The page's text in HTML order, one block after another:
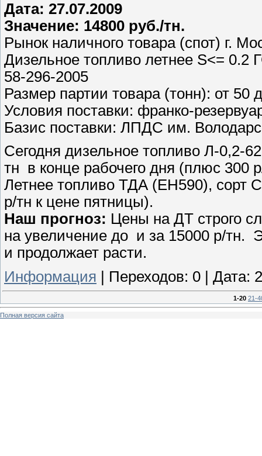
Дата: 27.07.2009
Значение: 14800 руб./тн.
Рынок наличного товара (спот) г.
Дизельное топливо летнее S<=
58-296-2005
Размер партии товара (тонн): от 50
Условия поставки: франко-
Базис поставки: ЛПДС им.
Сегодня дизельное топливо Л-0,2-
тн в конце рабочего дня (плюс 300
Летнее топливо ТДА (ЕН590), сорт
р/тн к цене пятницы).
Наш прогноз: Цены на ДТ строго
на увеличение до и за 15000 р/тн.
и продолжает расти.
Информация
Переходов: 0 Дата:
1-20 21-
Полная версия сайта